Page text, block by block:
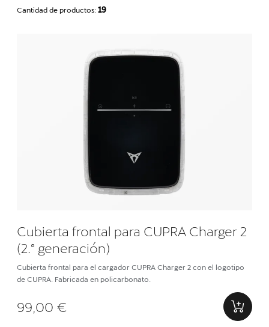
Cantidad de productos:19
Cubierta frontal para CUPRA Charger 2
(2.ª generación)
Cubierta frontal para el cargador CUPRA Charger 2 con el logotipo
de CUPRA. Fabricada en policarbonato.
99,00 €